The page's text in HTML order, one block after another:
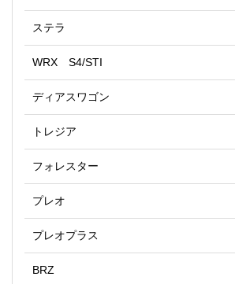
ステラ
WRX S4/STI
ディアスワゴン
トレジア
フォレスター
プレオ
プレオプラス
BRZ